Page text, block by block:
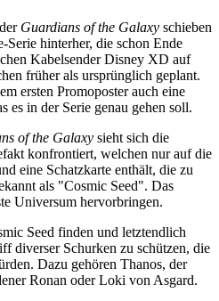
Guardians of the Galaxy schieben
hinterher, die schon Ende
Kabelsender Disney XD auf
früher als ursprünglich geplant.
ersten Promoposter auch eine
es in der Serie genau gehen soll.
of the Galaxy sieht sich die
konfrontiert, welchen nur auf die
eine Schatzkarte enthält, die zu
als "Cosmic Seed". Das
Universum hervorbringen.
Seed finden und letztendlich
diverser Schurken zu schützen, die
Dazu gehören Thanos, der
Ronan oder Loki von Asgard.